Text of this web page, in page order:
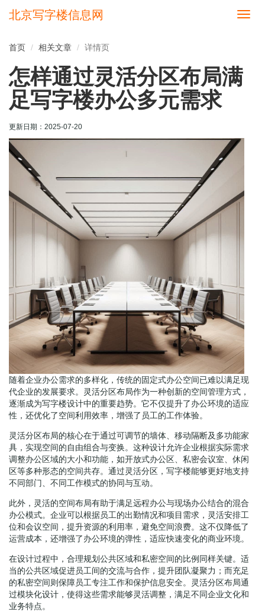
切
北京写字楼信息网
首页 相关文章 详情页
怎样通过灵活分区布局满
足写字楼办公多元需求
更新日期： 2025-07-20
随着企业办公需求的多样化，传统的固定式办公空间已难以满足现
代企业的发展要求。灵活分区布局作为一种创新的空间管理方式，
逐渐成为写字楼设计中的重要趋势。它不仅提升了办公环境的适应
性，还优化了空间利用效率，增强了员工的工作体验。
灵活分区布局的核心在于通过可调节的墙体、移动隔断及多功能家
具，实现空间的自由组合与变换。这种设计允许企业根据实际需求
调整办公区域的大小和功能，如开放式办公区、私密会议室、休闲
区等多种形态的空间共存。通过灵活分区，写字楼能够更好地支持
不同部门、不同工作模式的协同与互动。
此外，灵活的空间布局有助于满足远程办公与现场办公结合的混合
办公模式。企业可以根据员工的出勤情况和项目需求，灵活安排工
位和会议空间，提升资源的利用率，避免空间浪费。这不仅降低了
运营成本，还增强了办公环境的弹性，适应快速变化的商业环境。
在设计过程中，合理规划公共区域和私密空间的比例同样关键。适
当的公共区域促进员工间的交流与合作，提升团队凝聚力；而充足
的私密空间则保障员工专注工作和保护信息安全。灵活分区布局通
过模块化设计，使得这些需求能够灵活调整，满足不同企业文化和
业务特点。